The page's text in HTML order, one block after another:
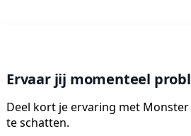
Ervaar jij momenteel
Deel kort je ervaring met
te schatten.